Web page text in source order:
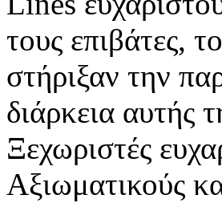
τους επιβάτες,
στήριξαν την
διάρκεια αυτής
Ξεχωριστές
Αξιωματικούς